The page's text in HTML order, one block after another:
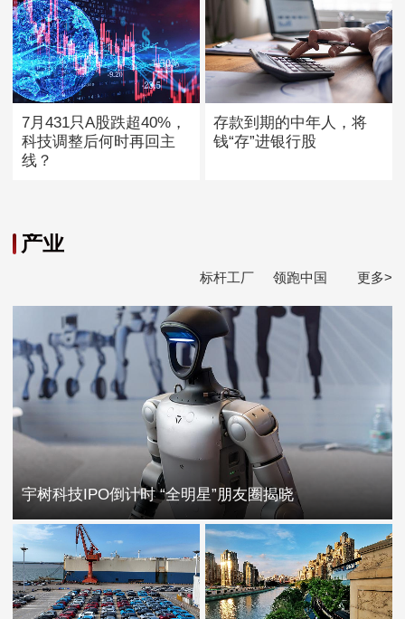
7月431只A股跌超40%，
科技调整后何时再回主
线？
存款到期的中年人，将
钱“存”进银行股
产业
更多>
标杆工厂 领跑中国
宇树科技IPO倒计时 “全明星”朋友圈揭晓